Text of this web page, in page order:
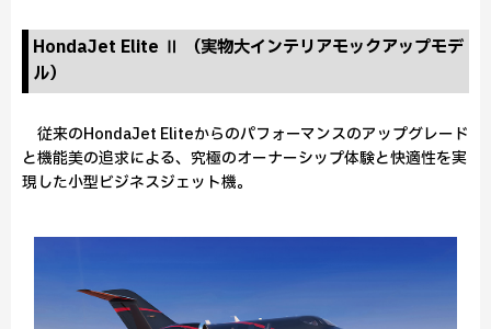
HondaJet Elite Ⅱ （実物大インテリアモックアップモデ
ル）
従来のHondaJet Eliteからのパフォーマンスのアップグレード
と機能美の追求による、究極のオーナーシップ体験と快適性を実
現した小型ビジネスジェット機。